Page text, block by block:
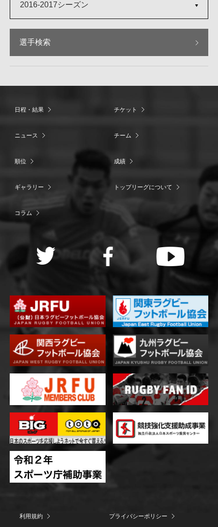
2016-2017シーズン
選手検索
日程・結果 チケット
ニュース チーム
順位 成績
ギャラリー トップリーグについて
コラム
利用規約
プライバシーポリシー